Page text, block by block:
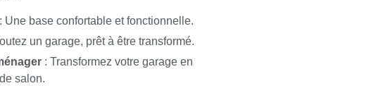
: Une base confortable et fonctionnelle.
un garage, prêt à être transformé.
: Transformez votre garage en
salon.